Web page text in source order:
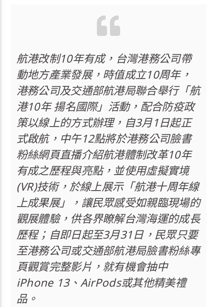
航港改制10年有成，台灣港務公司帶
動地方產業發展，時值成立10周年，
港務公司及交通部航港局聯合舉行「航
港10年 揚名國際」活動，配合防疫政
策以線上的方式辦理，自3月1日起正
式啟航，中午12點將於港務公司臉書
粉絲網頁直播介紹航港體制改革10年
有成之歷程與亮點，並使用虛擬實境
(VR)技術，於線上展示「航港十周年線
上成果展」，讓民眾感受如親臨現場的
觀展體驗，供各界瞭解台灣海運的成長
歷程；自即日起至3月31日，民眾只要
至港務公司或交通部航港局臉書粉絲專
頁觀賞完整影片，就有機會抽中
iPhone 13、AirPods或其他精美禮
品。